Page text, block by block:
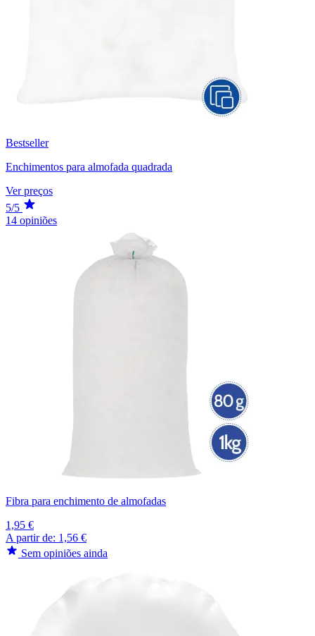
Bestseller
Enchimentos para almofada quadrada
Ver preços
5/5
14 opiniões
Fibra para enchimento de almofadas
1,95 €
A partir de: 1,56 €
Sem opiniões ainda